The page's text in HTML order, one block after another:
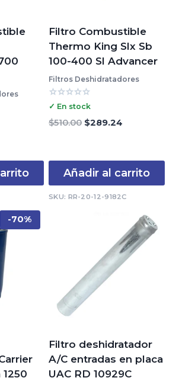
Filtro Combustible
Thermo King Slx Sb
100-400 Sl Advancer
Filtros Deshidratadores
Valorado
0
de
✓ En stock
$510.00 El
era:
$510.00.
$289.24
es:
$289.24.
Añadir al carrito
SKU: RR-20-12-9182C
-70%
Filtro deshidratador
A/C entradas en placa
UAC RD 10929C